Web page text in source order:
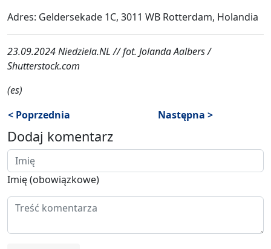
Adres: Geldersekade 1C, 3011 WB Rotterdam, Holandia
23.09.2024 Niedziela.NL // fot. Jolanda Aalbers /
Shutterstock.com
(es)
< Poprzednia
Następna >
Dodaj komentarz
Imię (obowiązkowe)